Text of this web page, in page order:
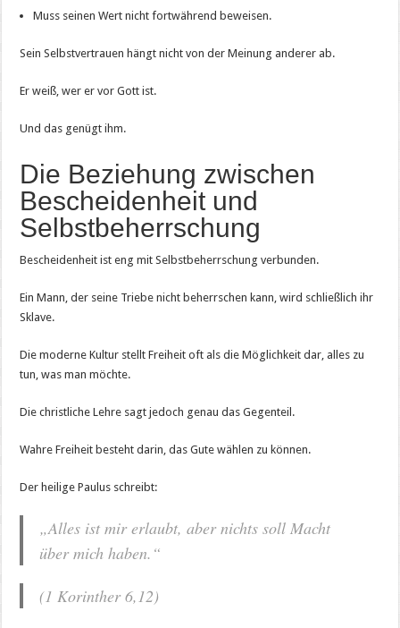
Muss seinen Wert nicht fortwährend beweisen.
Sein Selbstvertrauen hängt nicht von der Meinung anderer ab.
Er weiß, wer er vor Gott ist.
Und das genügt ihm.
Die Beziehung zwischen
Bescheidenheit und
Selbstbeherrschung
Bescheidenheit ist eng mit Selbstbeherrschung verbunden.
Ein Mann, der seine Triebe nicht beherrschen kann, wird schließlich ihr
Sklave.
Die moderne Kultur stellt Freiheit oft als die Möglichkeit dar, alles zu
tun, was man möchte.
Die christliche Lehre sagt jedoch genau das Gegenteil.
Wahre Freiheit besteht darin, das Gute wählen zu können.
Der heilige Paulus schreibt:
„Alles ist mir erlaubt, aber nichts soll Macht
über mich haben.“
(1 Korinther 6,12)